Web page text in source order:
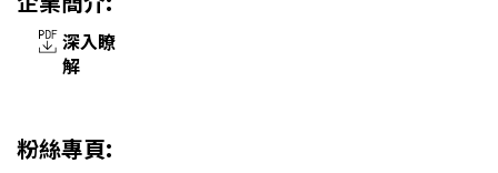
深入瞭
解
粉絲專頁: